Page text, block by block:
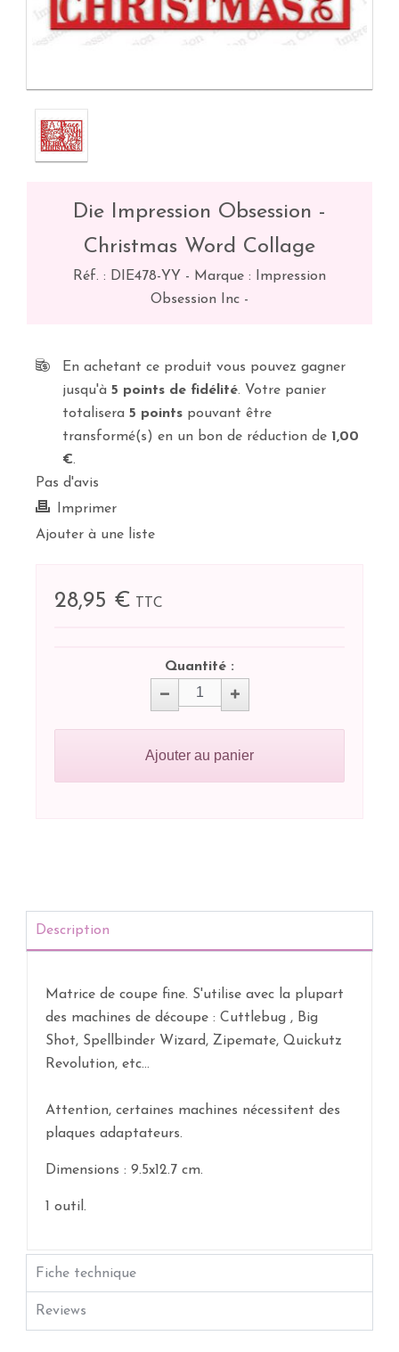
Die Impression Obsession -
Christmas Word Collage
Réf. : DIE478-YY - Marque : Impression
Obsession Inc -
En achetant ce produit vous pouvez gagner
jusqu'à 5 points de fidélité. Votre panier
totalisera 5 points pouvant être
transformé(s) en un bon de réduction de 1,00
€.
Pas d'avis
Imprimer
Ajouter à une liste
28,95 € TTC
Quantité :
Ajouter au panier
Description
Matrice de coupe fine. S'utilise avec la plupart
des machines de découpe : Cuttlebug , Big
Shot, Spellbinder Wizard, Zipemate, Quickutz
Revolution, etc...
Attention, certaines machines nécessitent des
plaques adaptateurs.
Dimensions : 9.5x12.7 cm.
1 outil.
Fiche technique
Reviews